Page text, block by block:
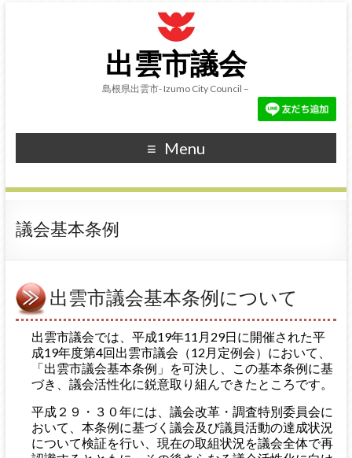
出雲市議会
島根県出雲市- Izumo City Council –
Menu
議会基本条例
出雲市議会基本条例について
出雲市議会では、平成19年11月29日に開催された平
成19年度第4回出雲市議会（12月定例会）において、
「出雲市議会基本条例」を可決し、この基本条例に基
づき、議会活性化に鋭意取り組んできたところです。
平成２９・３０年には、議会改革・調査特別委員会に
おいて、本条例に基づく議会及び議員活動の達成状況
について検証を行い、現在の取組状況を議会全体で再